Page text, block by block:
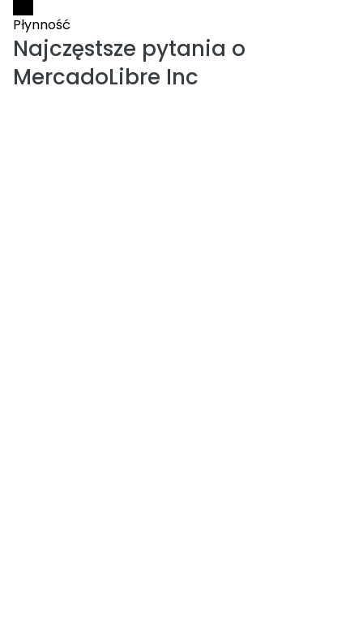
Płynność
Najczęstsze pytania o
MercadoLibre Inc